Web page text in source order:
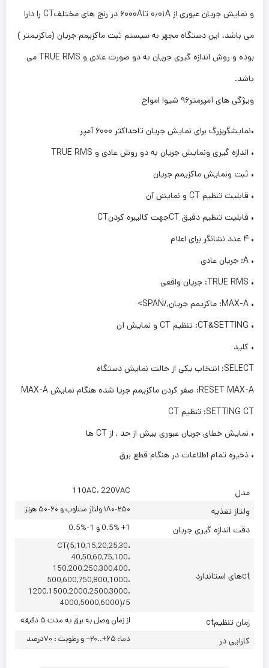
و نمایش جریان عبوری از ۰٫۰۱A تا۶۰۰۰A در رنج های مختلفCT را دارا
می باشد. این دستگاه مجهز به سیستم ثبت ماکزیمم جریان (ماکزیمتر )
بوده و روش اندازه گیری جریان به دو صورت عادی و TRUE RMS می
باشد.
ویژگی های آمپرمتر۹۶ شیوا امواج
•نمایشگربزرگ برای نمایش جریان تاحداکثر ۶۰۰۰ آمپر
• اندازه گیری ونمایش جریان به دو روش عادی و TRUE RMS
• ثبت ونمایش ماکزیمم جریان
• قابلیت تنظیم CT و نمایش آن
• قابلیت تنظیم دقیق CTجهت کالیبره کردنCT
• ۴ عدد نشانگر برای اعلام
• A: جریان عادی
• TRUE RMS: جریان واقعی
• MAX-A: ماکزیمم جریان,/SPAN>
• CT&SETTING: تنظیم CT و نمایش آن
• کلید
SELECT: انتخاب یکی از حالت نمایش دستگاه
RESET MAX-A: صفر کردن ماکزیمم جریا شده هنگام نمایش MAX-A
SETTING CT: تنظیم CT
• نمایش خطای جریان عبوری بیش از حد , از CT ها
• ذخیره تمام اطلاعات در هنگام قطع برق
مدل 110AC، 220VAC
ولتاز تغذیه ۱۸۰-۲۵۰ ولتاژ متناوب و ۶۰-۵۰ هرتز
دقت اندازه گیری جریان 1+ 0.5% و 1-%0.5
ctهای استاندارد
CT(5,10,15,20,25,30،
40,50,60,75,100،
150,200,250,300,400،
500,600,750,800,1000،
1200,1500,2000,2500,3000،
4000,5000,6000)/5
زمان تنظیمct از زمان وصل به برق به مدت ۵ دقیقه
کارایی در دما: ۶۵+..۲۰– و رطوبت : ۷۰درصد